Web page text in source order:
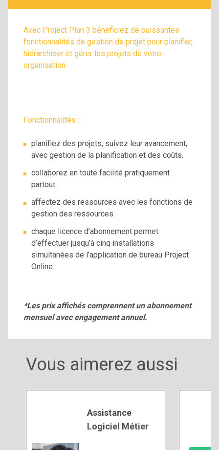
Avec Project Plan 3 bénéficiez de puissantes
fonctionnalités de gestion de projet pour planifier,
hiérarchiser et gérer les projets de votre
organisation.
Fonctionnalités :
planifiez des projets, suivez leur avancement,
avec gestion de la planification et des coûts.
collaborez en toute facilité pratiquement
partout.
affectez des ressources avec les fonctions de
gestion des ressources.
chaque licence d’abonnement permet
d’effectuer jusqu’à cinq installations
simultanées de l’application de bureau Project
Online.
*Les prix affichés comprennent un abonnement
mensuel avec engagement annuel.
Vous aimerez aussi
Assistance
Logiciel Métier